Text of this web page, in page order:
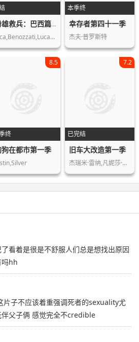
粉雄救兵：巴西篇第一季
Rica,Benozzati,Luca,Scarpelli,Guto,R…
本季终
幸存者第四十一季
杰夫·普罗斯特
终
8.5
狗在都市第一季
已完结
7.2
旧车大改造第一季
杰瑞米·雷纳,凡妮莎·哈金斯,安东尼·…
看着是很是不舒服人们总是想找出原因
吗hh
片子不应该着重强调死者的sexuality尤
父子俩 感觉完全不credible